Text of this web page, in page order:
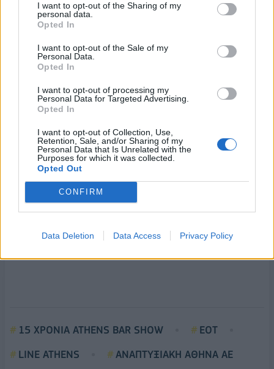
I want to opt-out of the Sharing of my
personal data.
Opted In
I want to opt-out of the Sale of my
Personal Data.
Opted In
I want to opt-out of processing my
Personal Data for Targeted Advertising.
Opted In
I want to opt-out of Collection, Use,
Retention, Sale, and/or Sharing of my
Personal Data that Is Unrelated with the
Purposes for which it was collected.
Opted Out
CONFIRM
Data Deletion Data Access Privacy Policy
διεθνή guest shifts και takeovers από 20 διαφορετικές
πόλεις, πάνω από 20.000 cocktails σερβιρίστηκαν,
ενώ συμμετείχαν 3.000 διεθνείς επισκέπτες και άλλοι 3.000
από την υπόλοιπη Ελλάδα.
Ο συνολικός αντίκτυπος στο κέντρο της Αθήνας περιλάμβανε
εκτιμώμενα άμεσα έσοδα 2.000.000 € για τα bars και
αναδεικνύοντας τη διοργάνωση ως σημαντικό θεσμό για την
ενίσχυση της τοπικής bar σκηνής και της ελληνικής
φιλοξενίας.
Η φετινή χρονιά απέδειξε ότι το Athens Bar Show δεν
αποτελεί απλώς θεσμό για την bartending κοινότητα, αλλά
της αστικής ζωής, της επιχειρηματικότητας και της διεθνούς
15 ΧΡΟΝΙΑ ATHENS BAR SHOW
ΕΟΤ
LINE ATHENS
ΑΝΑΠΤΥΞΙΑΚΗ ΑΘΗΝΑ ΑΕ